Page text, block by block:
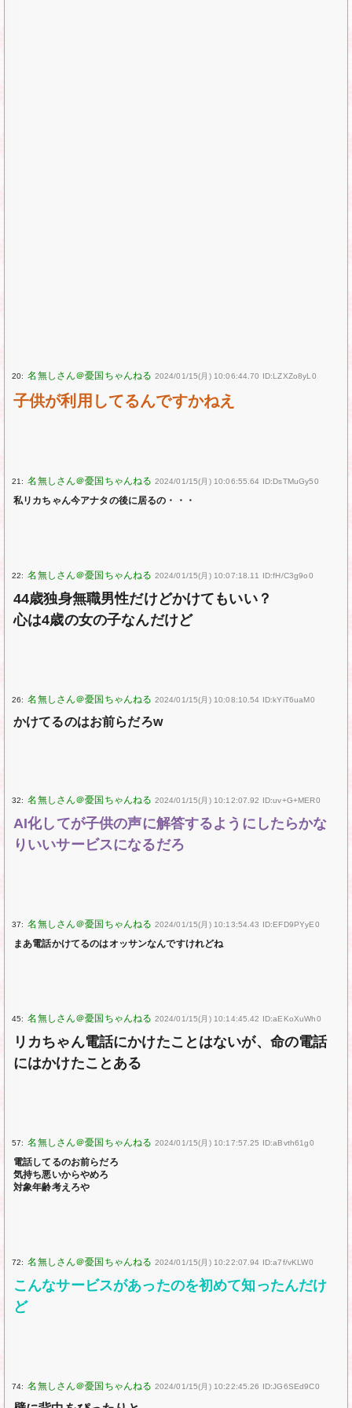
20: 2024/01/15(月) 10:06:44.70 ID:LZXZo8yL0
子供が利用してるんですかねえ
21: 2024/01/15(月) 10:06:55.64 ID:DsTMuGy50
私リカちゃん今アナタの後に居るの・・・
22: 2024/01/15(月) 10:07:18.11 ID:fH/C3g9o0
44歳独身無職男性だけどかけてもいい？
心は4歳の女の子なんだけど
26: 2024/01/15(月) 10:08:10.54 ID:kYiT6uaM0
かけてるのはお前らだろw
32: 2024/01/15(月) 10:12:07.92 ID:uv+G+MER0
AI化してが子供の声に解答するようにしたらかな
りいいサービスになるだろ
37: 2024/01/15(月) 10:13:54.43 ID:EFD9PYyE0
まあ電話かけてるのはオッサンなんですけれどね
45: 2024/01/15(月) 10:14:45.42 ID:aEKoXuWh0
リカちゃん電話にかけたことはないが、命の電話
にはかけたことある
57: 2024/01/15(月) 10:17:57.25 ID:aBvth61g0
電話してるのお前らだろ
気持ち悪いからやめろ
対象年齢考えろや
72: 2024/01/15(月) 10:22:07.94 ID:a7f/vKLW0
こんなサービスがあったのを初めて知ったんだけ
ど
74: 2024/01/15(月) 10:22:45.26 ID:JG6SEd9C0